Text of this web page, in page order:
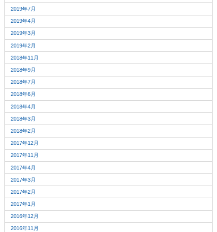
2019年7月
2019年4月
2019年3月
2019年2月
2018年11月
2018年9月
2018年7月
2018年6月
2018年4月
2018年3月
2018年2月
2017年12月
2017年11月
2017年4月
2017年3月
2017年2月
2017年1月
2016年12月
2016年11月